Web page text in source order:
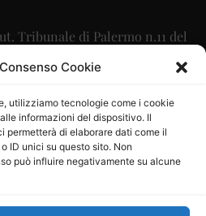
Cookie
utilizziamo tecnologie come i cookie
informazioni del dispositivo. Il
permetterà di elaborare dati come il
ID unici su questo sito. Non
può influire negativamente su alcune
Tribunale di Palermo n.11 del
09/2015
Maurizio Scaglione
Maria Calabrese